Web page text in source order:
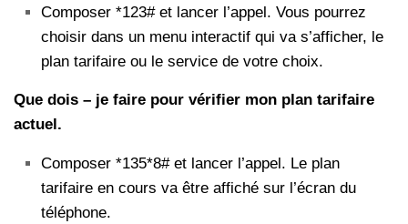
Composer *123# et lancer l’appel. Vous pourrez
choisir dans un menu interactif qui va s’afficher, le
plan tarifaire ou le service de votre choix.
Que dois – je faire pour vérifier mon plan tarifaire
actuel.
Composer *135*8# et lancer l’appel. Le plan
tarifaire en cours va être affiché sur l’écran du
téléphone.